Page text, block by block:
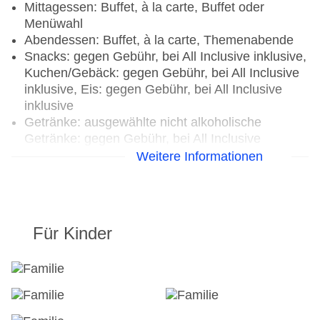
Mittagessen: Buffet, à la carte, Buffet oder
Menüwahl
Abendessen: Buffet, à la carte, Themenabende
Snacks: gegen Gebühr, bei All Inclusive inklusive,
Kuchen/Gebäck: gegen Gebühr, bei All Inclusive
inklusive, Eis: gegen Gebühr, bei All Inclusive
inklusive
Getränke: ausgewählte nicht alkoholische
Getränke: gegen Gebühr, bei All Inclusive
inklusive, ausgewählte nationale alkoholische
Mahlzeiten: gegen Gebühr, bei All Inclusive
Gebühr, bei All Inclusive inklusive
Weihnachtsspecial: Buffet, Menü,
Wein/Bier/Softdrinks, Sekt, Champagner,
Weitere Informationen
Für Kinder